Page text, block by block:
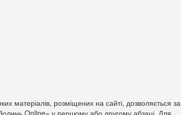
матеріалів, розміщених на сайті, дозволяється за